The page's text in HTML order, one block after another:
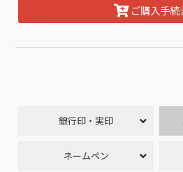
ご購入手続
銀行印・実印
ネームペン